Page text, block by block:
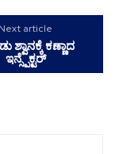
Next article
ಶ್ವಾನಕ್ಕೆ ಕಣ್ಣಾದ
ಇನ್ಸ್ಪೆಕ್ಟರ್